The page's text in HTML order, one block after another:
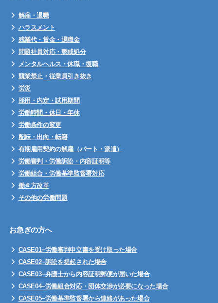
解雇・退職
ハラスメント
残業代・賃金・退職金
問題社員対応・懲戒処分
メンタルヘルス・休職・復職
競業禁止・従業員引き抜き
労災
採用・内定・試用期間
労働時間・休日・年休
労働条件の変更
配転・出向・転籍
有期雇用契約の解雇（パート・派遣）
労働審判・労働訴訟・内容証明等
労働組合・労働基準監督署対応
働き方改革
その他の労働問題
お急ぎの方へ
CASE01−労働審判申立書を受け取った場合
CASE02−訴訟を提起された場合
CASE03−弁護士から内容証明郵便が届いた場合
CASE04−労働組合対応・団体交渉が必要になった場合
CASE05−労働基準監督署から連絡があった場合